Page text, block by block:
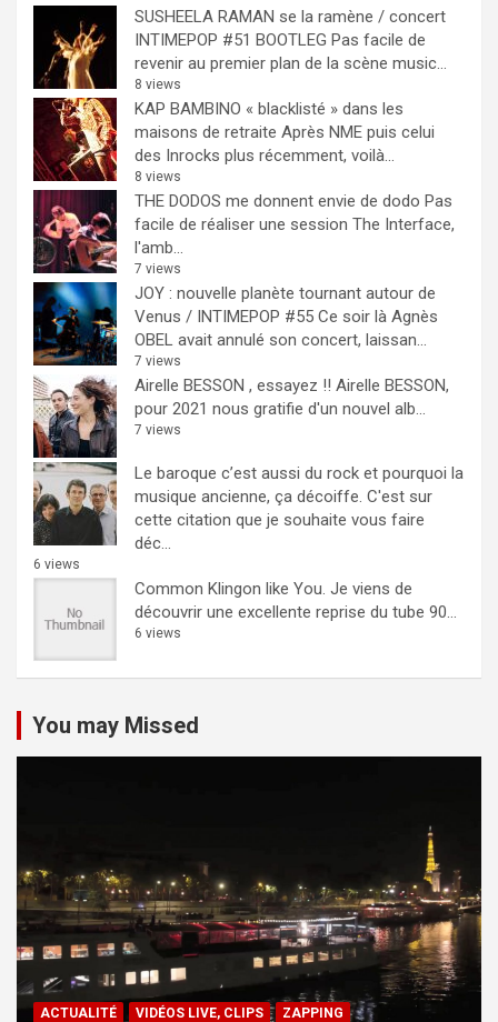
SUSHEELA RAMAN se la ramène / concert
INTIMEPOP #51 BOOTLEG Pas facile de
revenir au premier plan de la scène music...
8 views
KAP BAMBINO « blacklisté » dans les
maisons de retraite Après NME puis celui
des Inrocks plus récemment, voilà...
8 views
THE DODOS me donnent envie de dodo Pas
facile de réaliser une session The Interface,
l'amb...
7 views
JOY : nouvelle planète tournant autour de
Venus / INTIMEPOP #55 Ce soir là Agnès
OBEL avait annulé son concert, laissan...
7 views
Airelle BESSON , essayez !! Airelle BESSON,
pour 2021 nous gratifie d'un nouvel alb...
7 views
Le baroque c’est aussi du rock et pourquoi la
musique ancienne, ça décoiffe. C'est sur
cette citation que je souhaite vous faire
déc...
6 views
Common Klingon like You. Je viens de
découvrir une excellente reprise du tube 90...
6 views
You may Missed
ACTUALITÉ VIDÉOS LIVE, CLIPS ZAPPING